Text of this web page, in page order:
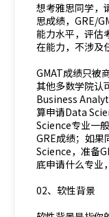
想考雅思同学，
思成绩，GRE/
能力水平，评估
在能力，不涉及
GMAT成绩只被
其他多数学院认
Business
算申请Data
Science专业一
GRE成绩；如
Science，准备
底申请什么专业
02、软性背景